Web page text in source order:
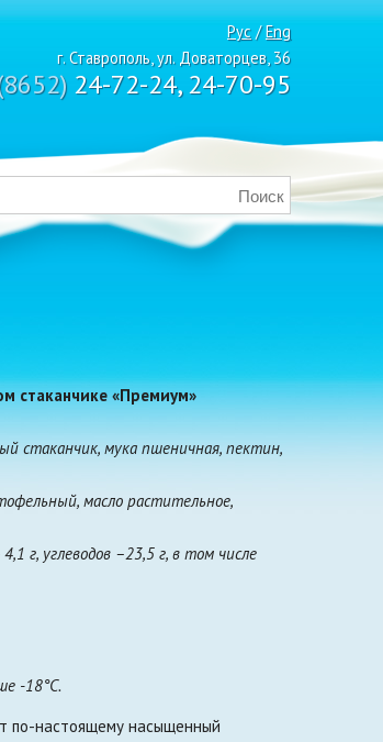
Рус /Eng
г. Ставрополь, ул. Доваторцев, 36
24-72-24, 24-70-95
стаканчике «Премиум»
стаканчик, мука пшеничная, пектин,
масло растительное,
г, углеводов –23,5 г, в том числе
-18°С.
по-настоящему насыщенный